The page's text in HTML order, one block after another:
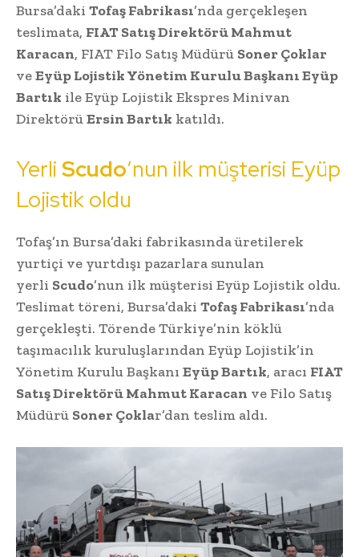
Bursa’daki Tofaş Fabrikası’nda gerçekleşen
teslimata, FIAT Satış Direktörü Mahmut
Karacan, FIAT Filo Satış Müdürü Soner Çoklar
veEyüp Lojistik Yönetim Kurulu Başkanı Eyüp
Bartık ile Eyüp Lojistik Ekspres Minivan
DirektörüErsin Bartık katıldı.
Yerli Scudo’nun ilk müşterisi Eyüp
Lojistik oldu
Tofaş’ın Bursa’daki fabrikasında üretilerek
yurtiçi ve yurtdışı pazarlara sunulan
yerli Scudo’nun ilk müşterisi Eyüp Lojistik oldu.
Teslimat töreni, Bursa’daki Tofaş Fabrikası’nda
gerçekleşti. Törende Türkiye’nin köklü
taşımacılık kuruluşlarından Eyüp Lojistik’in
Yönetim Kurulu Başkanı Eyüp Bartık, aracı FIAT
Satış Direktörü Mahmut Karacan ve Filo Satış
Müdürü Soner Çoklar’dan teslim aldı.